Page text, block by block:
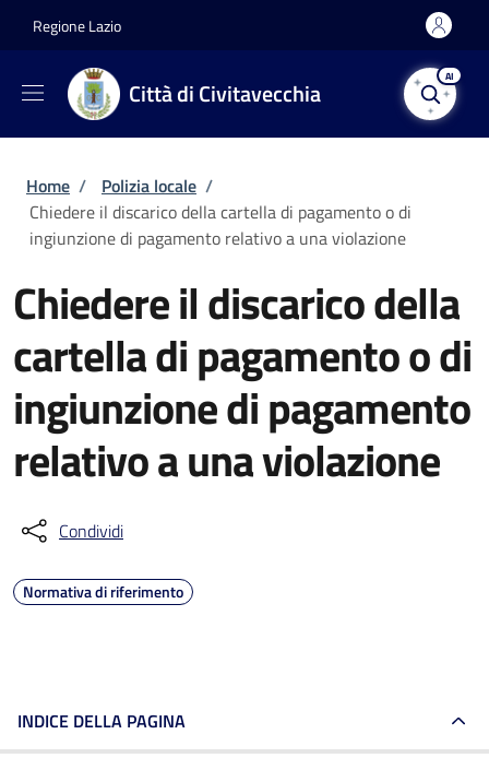
Regione Lazio
Città di Civitavecchia
AI
Briciole di pane
Home / Polizia locale /
Chiedere il discarico della cartella di pagamento o di
ingiunzione di pagamento relativo a una violazione
Chiedere il discarico della
cartella di pagamento o di
ingiunzione di pagamento
relativo a una violazione
Condividi
Normativa di riferimento
INDICE DELLA PAGINA